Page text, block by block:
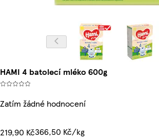
HAMI 4 batolecí mléko 600g
Zatím žádné hodnocení
219,90 Kč366,50 Kč/kg